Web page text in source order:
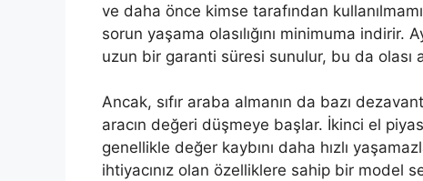
ve daha önce kimse tarafından
sorun yaşama olasılığını minimuma indirir.
uzun bir garanti süresi sunulur, bu da olası
Ancak, sıfır araba almanın da bazı
aracın değeri düşmeye başlar. İkinci el
genellikle değer kaybını daha hızlı
ihtiyacınız olan özelliklere sahip bir model